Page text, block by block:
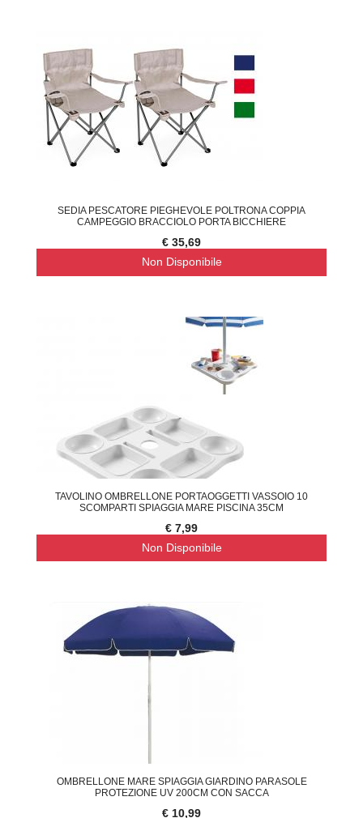
SEDIA PESCATORE PIEGHEVOLE POLTRONA COPPIA
CAMPEGGIO BRACCIOLO PORTA BICCHIERE
€ 35,69
Non Disponibile
TAVOLINO OMBRELLONE PORTAOGGETTI VASSOIO 10
SCOMPARTI SPIAGGIA MARE PISCINA 35CM
€ 7,99
Non Disponibile
OMBRELLONE MARE SPIAGGIA GIARDINO PARASOLE
PROTEZIONE UV 200CM CON SACCA
€ 10,99